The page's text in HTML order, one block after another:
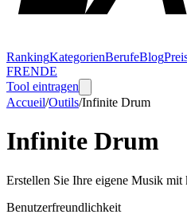
RankingKategorienBerufeBlog
FRENDE
Tool eintragen
Accueil/Outils/Infinite Drum
Infinite Drum
Erstellen Sie Ihre eigene Musik
Benutzerfreundlichkeit